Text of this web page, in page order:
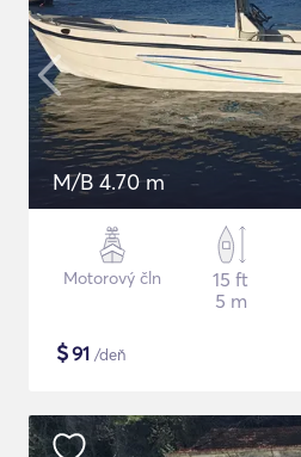
M/B 4.70 m
Motorový čln
15 ft
5 m
$91 /deň